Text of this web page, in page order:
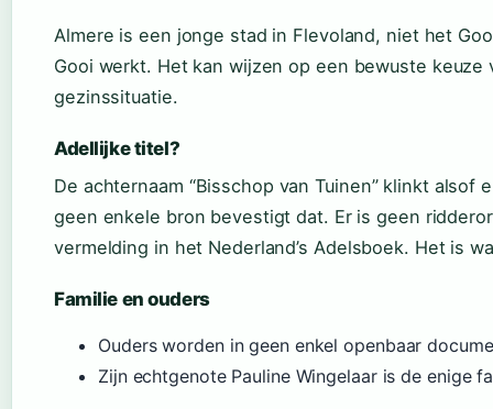
Almere is een jonge stad in Flevoland, niet het
Gooi werkt. Het kan wijzen op een bewuste
gezinssituatie.
Adellijke titel?
De achternaam “Bisschop van Tuinen” klinkt
geen enkele bron bevestigt dat. Er is geen
vermelding in het Nederland’s Adelsboek. Het is
Familie en ouders
Ouders worden in geen enkel openbaar
Zijn echtgenote Pauline Wingelaar is de enige